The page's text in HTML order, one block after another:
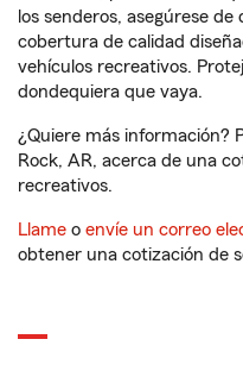
los senderos, asegúrese
cobertura de calidad
vehículos recreativos.
dondequiera que vaya.
¿Quiere más información?
Rock, AR, acerca de una
recreativos.
Llame o envíe un correo
obtener una cotización de